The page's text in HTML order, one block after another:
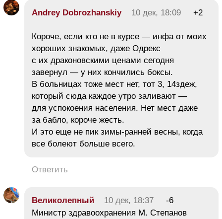
Andrey Dobrozhanskiy 10 дек, 18:09 +2
Короче, если кто не в курсе — инфа от моих
хороших знакомых, даже Одрекс
с их драконовскими ценами сегодня
завернул — у них кончились боксы.
В больницах тоже мест нет, тот 3, 14здеж,
который сюда каждое утро заливают —
для успокоения населения. Нет мест даже
за бабло, короче жесть.
И это еще не пик зимы-ранней весны, когда
все болеют больше всего.
Ответить
Великолепный 10 дек, 18:37
-6
Министр здравоохранения М. Степанов